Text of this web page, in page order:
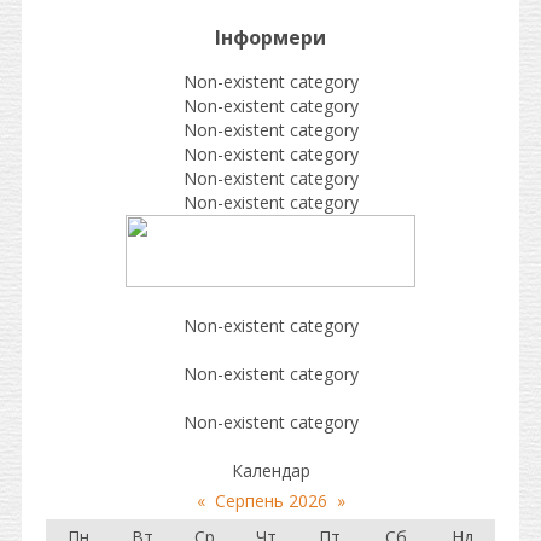
Інформери
Non-existent category
Non-existent category
Non-existent category
Non-existent category
Non-existent category
Non-existent category
Non-existent category
Non-existent category
Non-existent category
Календар
« Серпень 2026 »